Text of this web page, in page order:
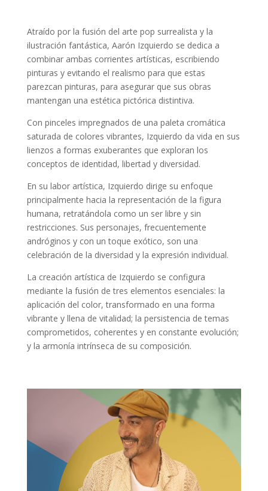
Atraído por la fusión del arte pop surrealista y la
ilustración fantástica, Aarón Izquierdo se dedica a
combinar ambas corrientes artísticas, escribiendo
pinturas y evitando el realismo para que estas
parezcan pinturas, para asegurar que sus obras
mantengan una estética pictórica distintiva.
Con pinceles impregnados de una paleta cromática
saturada de colores vibrantes, Izquierdo da vida en sus
lienzos a formas exuberantes que exploran los
conceptos de identidad, libertad y diversidad.
En su labor artística, Izquierdo dirige su enfoque
principalmente hacia la representación de la figura
humana, retratándola como un ser libre y sin
restricciones. Sus personajes, frecuentemente
andróginos y con un toque exótico, son una
celebración de la diversidad y la expresión individual.
La creación artística de Izquierdo se configura
mediante la fusión de tres elementos esenciales: la
aplicación del color, transformado en una forma
vibrante y llena de vitalidad; la persistencia de temas
comprometidos, coherentes y en constante evolución;
y la armonía intrínseca de su composición.